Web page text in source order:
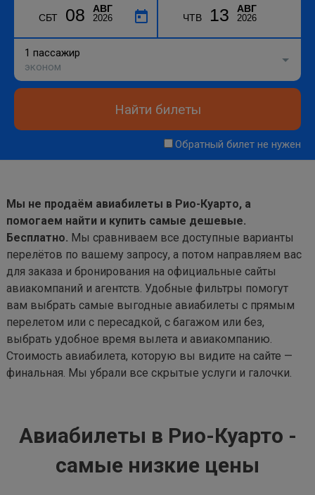
СБТ 08 АВГ
2026 ЧТВ 13 АВГ
2026
1 пассажир
эконом
Найти билеты
Обратный билет не нужен
Мы не продаём авиабилеты в Рио-Куарто, а
помогаем найти и купить самые дешевые.
Бесплатно. Мы сравниваем все доступные варианты
перелётов по вашему запросу, а потом направляем вас
для заказа и бронирования на официальные сайты
авиакомпаний и агентств. Удобные фильтры помогут
вам выбрать самые выгодные авиабилеты с прямым
перелетом или с пересадкой, с багажом или без,
выбрать удобное время вылета и авиакомпанию.
Стоимость авиабилета, которую вы видите на сайте —
финальная. Мы убрали все скрытые услуги и галочки.
Авиабилеты в Рио-Куарто -
самые низкие цены